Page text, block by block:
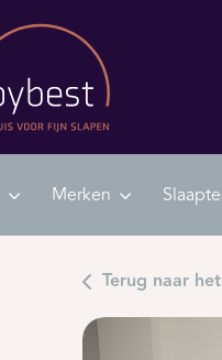
Merken
Terug naar